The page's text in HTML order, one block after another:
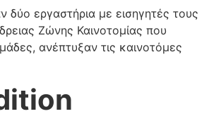
εργαστήρια με εισηγητές τους
Ζώνης Καινοτομίας που
ανέπτυξαν τις καινοτόμες